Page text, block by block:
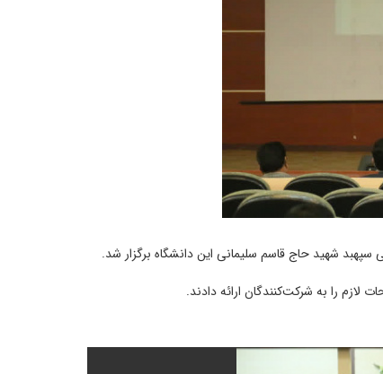
را به شرکت‌کنندگان ارائه دادند.